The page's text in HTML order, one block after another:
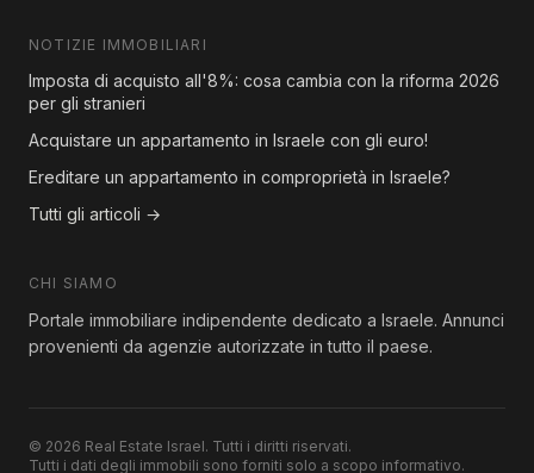
NOTIZIE IMMOBILIARI
Imposta di acquisto all'8%: cosa cambia con la riforma 2026
per gli stranieri
Acquistare un appartamento in Israele con gli euro!
Ereditare un appartamento in comproprietà in Israele?
Tutti gli articoli →
CHI SIAMO
Portale immobiliare indipendente dedicato a Israele. Annunci
provenienti da agenzie autorizzate in tutto il paese.
© 2026 Real Estate Israel. Tutti i diritti riservati.
Tutti i dati degli immobili sono forniti solo a scopo informativo.